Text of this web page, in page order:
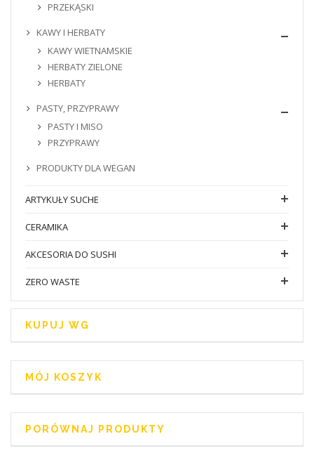
PRZEKĄSKI
KAWY I HERBATY
KAWY WIETNAMSKIE
HERBATY ZIELONE
HERBATY
PASTY, PRZYPRAWY
PASTY I MISO
PRZYPRAWY
PRODUKTY DLA WEGAN
ARTYKUŁY SUCHE
CERAMIKA
AKCESORIA DO SUSHI
ZERO WASTE
KUPUJ WG
MÓJ KOSZYK
PORÓWNAJ PRODUKTY